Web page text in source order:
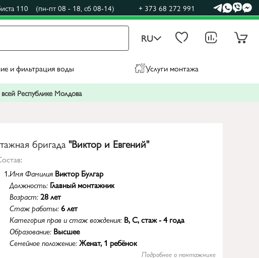
110 (пн-пт 08 - 18, сб 08-14) + 373 68 272 991
RU
и фильтрация воды Услуги монтажа
Республике Молдова
бригада"Виктор и Евгений"
1.Имя Фамилия Виктор Булгар
Должность: Главный монтажник
Возраст:28 лет
Стаж работы:6 лет
Категория прав и стаж вождения: B, С, стаж - 4 года
Образование: Высшее
Cемейное положение:Женат, 1 ребёнок
Подробнее о монтажнике